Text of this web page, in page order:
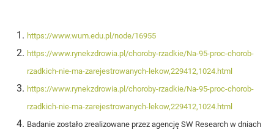
https://www.wum.edu.pl/node/16955
https://www.rynekzdrowia.pl/choroby-rzadkie/Na-95-proc-chorob-
rzadkich-nie-ma-zarejestrowanych-lekow,229412,1024.html
https://www.rynekzdrowia.pl/choroby-rzadkie/Na-95-proc-chorob-
rzadkich-nie-ma-zarejestrowanych-lekow,229412,1024.html
Badanie zostało zrealizowane przez agencję SW Research w dniach